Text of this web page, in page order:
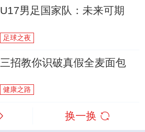
U17男足国家队：未来可期
足球之夜
三招教你识破真假全麦面包
健康之路
换一换